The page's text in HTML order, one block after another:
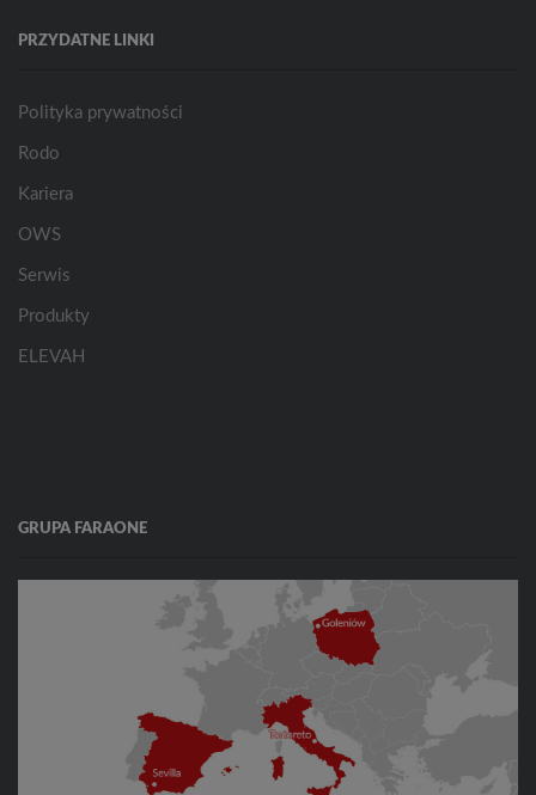
PRZYDATNE LINKI
Polityka prywatności
Rodo
Kariera
OWS
Serwis
Produkty
ELEVAH
GRUPA FARAONE